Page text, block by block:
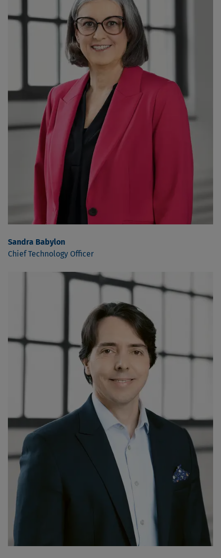
Sandra Babylon
Chief Technology Officer